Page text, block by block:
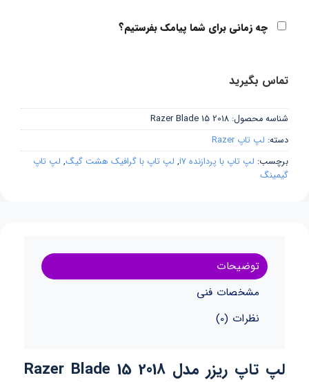
چه زمانی برای شما پیامک بفرستیم؟
تماس بگیرید
شناسه محصول: Razer Blade 15 2018
دسته: لپ تاپ Razer
برچسب: لپ تاپ با پردازنده i7 , لپ تاپ با گرافیک هشت گیگ, لپ تاپ
گیمینگ
توضیحات
مشخصات فنی
نظرات (0)
لپ تاپ ریزر مدل Razer Blade 15 2018